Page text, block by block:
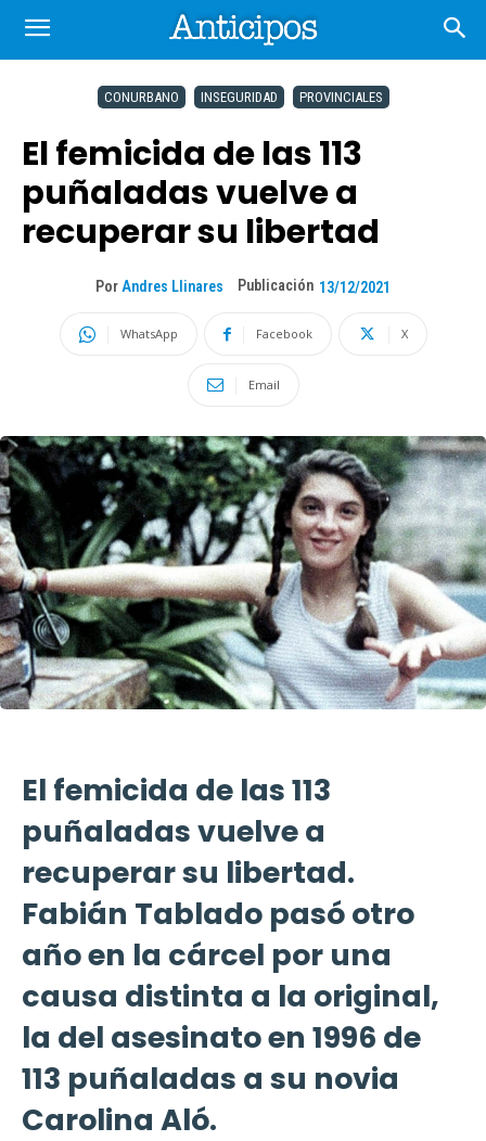
CONURBANO INSEGURIDAD PROVINCIALES
El femicida de las 113
puñaladas vuelve a
recuperar su libertad
Por Andres Llinares Publicación 13/12/2021
WhatsApp Facebook X
Email
El femicida de las 113
puñaladas vuelve a
recuperar su libertad.
Fabián Tablado pasó otro
año en la cárcel por una
causa distinta a la original,
la del asesinato en 1996 de
113 puñaladas a su novia
Carolina Aló.